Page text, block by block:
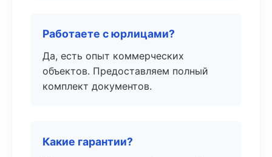
Работаете с юрлицами?
Да, есть опыт коммерческих
объектов. Предоставляем полный
комплект документов.
Какие гарантии?